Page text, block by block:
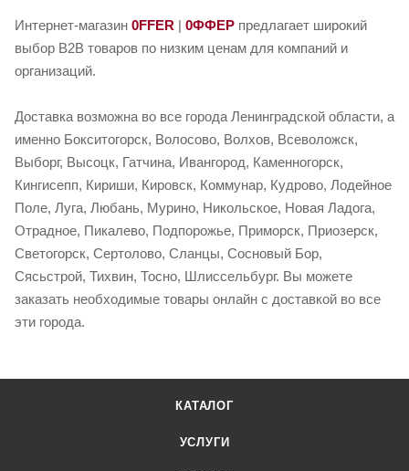
Интернет-магазин 0FFER | 0ФФЕР предлагает широкий
выбор B2B товаров по низким ценам для компаний и
организаций.
Доставка возможна во все города Ленинградской области, а
именно Бокситогорск, Волосово, Волхов, Всеволожск,
Выборг, Высоцк, Гатчина, Ивангород, Каменногорск,
Кингисепп, Кириши, Кировск, Коммунар, Кудрово, Лодейное
Поле, Луга, Любань, Мурино, Никольское, Новая Ладога,
Отрадное, Пикалево, Подпорожье, Приморск, Приозерск,
Светогорск, Сертолово, Сланцы, Сосновый Бор,
Сясьстрой, Тихвин, Тосно, Шлиссельбург. Вы можете
заказать необходимые товары онлайн с доставкой во все
эти города.
КАТАЛОГ
УСЛУГИ